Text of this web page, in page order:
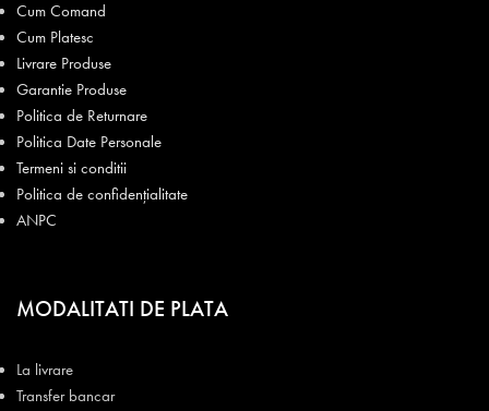
Cum Comand
Cum Platesc
Livrare Produse
Garantie Produse
Politica de Returnare
Politica Date Personale
Termeni si conditii
Politica de confidențialitate
ANPC
MODALITATI DE PLATA
La livrare
Transfer bancar